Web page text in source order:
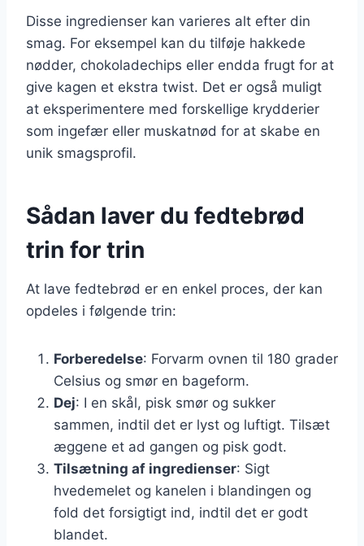
Disse ingredienser kan varieres alt efter din
smag. For eksempel kan du tilføje hakkede
nødder, chokoladechips eller endda frugt for at
give kagen et ekstra twist. Det er også muligt
at eksperimentere med forskellige krydderier
som ingefær eller muskatnød for at skabe en
unik smagsprofil.
Sådan laver du fedtebrød
trin for trin
At lave fedtebrød er en enkel proces, der kan
opdeles i følgende trin:
Forberedelse: Forvarm ovnen til 180 grader
Celsius og smør en bageform.
Dej: I en skål, pisk smør og sukker
sammen, indtil det er lyst og luftigt. Tilsæt
æggene et ad gangen og pisk godt.
Tilsætning af ingredienser: Sigt
hvedemelet og kanelen i blandingen og
fold det forsigtigt ind, indtil det er godt
blandet.